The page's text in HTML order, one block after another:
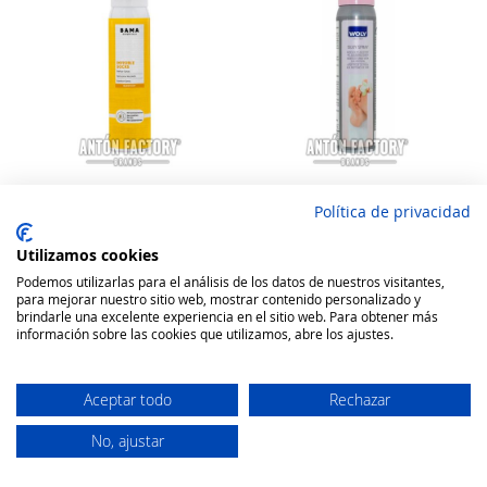
Rating:
100
% of100
5,66 €
Añadir a la cesta
Woly Spray Seda Silky
100
% of 100
6,39 €
Añadir a la cesta
Política de privacidad
Utilizamos cookies
Podemos utilizarlas para el análisis de los datos de nuestros visitantes,
para mejorar nuestro sitio web, mostrar contenido personalizado y
brindarle una excelente experiencia en el sitio web. Para obtener más
información sobre las cookies que utilizamos, abre los ajustes.
Aceptar todo Rechazar
No, ajustar